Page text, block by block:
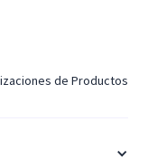
de Productos